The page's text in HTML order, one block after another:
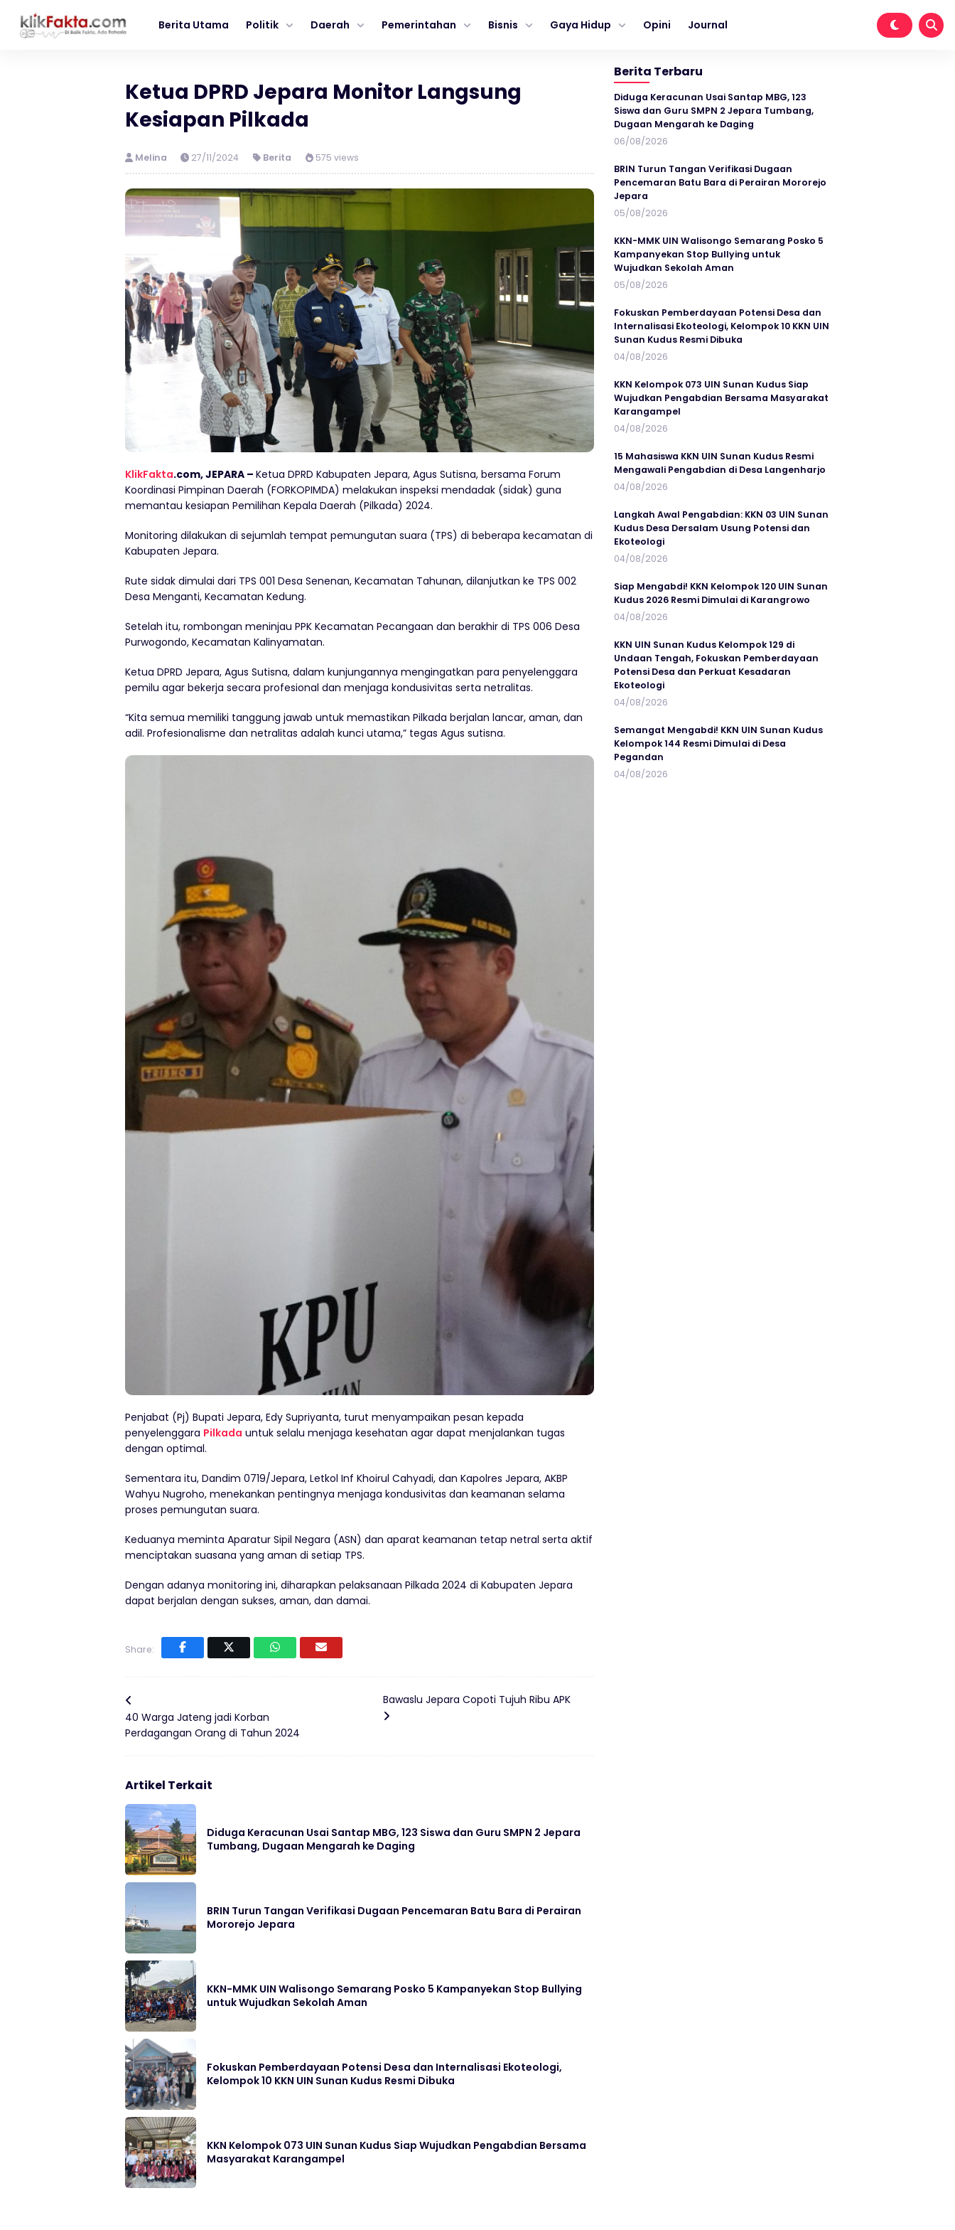
Berita Utama Politik Daerah Pemerintahan Bisnis Gaya Hidup Opini Journal
Ketua DPRD Jepara Monitor Langsung
Kesiapan Pilkada
Melina 27/11/2024 Berita 575 views
KlikFakta.com, JEPARA – Ketua DPRD Kabupaten Jepara, Agus Sutisna, bersama Forum
Koordinasi Pimpinan Daerah (FORKOPIMDA) melakukan inspeksi mendadak (sidak) guna
memantau kesiapan Pemilihan Kepala Daerah (Pilkada) 2024.
Monitoring dilakukan di sejumlah tempat pemungutan suara (TPS) di beberapa kecamatan di
Kabupaten Jepara.
Rute sidak dimulai dari TPS 001 Desa Senenan, Kecamatan Tahunan, dilanjutkan ke TPS 002
Desa Menganti, Kecamatan Kedung.
Setelah itu, rombongan meninjau PPK Kecamatan Pecangaan dan berakhir di TPS 006 Desa
Purwogondo, Kecamatan Kalinyamatan.
Ketua DPRD Jepara, Agus Sutisna, dalam kunjungannya mengingatkan para penyelenggara
pemilu agar bekerja secara profesional dan menjaga kondusivitas serta netralitas.
“Kita semua memiliki tanggung jawab untuk memastikan Pilkada berjalan lancar, aman, dan
adil. Profesionalisme dan netralitas adalah kunci utama,” tegas Agus sutisna.
Penjabat (Pj) Bupati Jepara, Edy Supriyanta, turut menyampaikan pesan kepada
penyelenggara Pilkada untuk selalu menjaga kesehatan agar dapat menjalankan tugas
dengan optimal.
Sementara itu, Dandim 0719/Jepara, Letkol Inf Khoirul Cahyadi, dan Kapolres Jepara, AKBP
Wahyu Nugroho, menekankan pentingnya menjaga kondusivitas dan keamanan selama
proses pemungutan suara.
Keduanya meminta Aparatur Sipil Negara (ASN) dan aparat keamanan tetap netral serta aktif
menciptakan suasana yang aman di setiap TPS.
Dengan adanya monitoring ini, diharapkan pelaksanaan Pilkada 2024 di Kabupaten Jepara
dapat berjalan dengan sukses, aman, dan damai.
Share:
40 Warga Jateng jadi Korban
Perdagangan Orang di Tahun 2024
Bawaslu Jepara Copoti Tujuh Ribu APK
Artikel Terkait
Diduga Keracunan Usai Santap MBG, 123 Siswa dan Guru SMPN 2 Jepara
Tumbang, Dugaan Mengarah ke Daging
BRIN Turun Tangan Verifikasi Dugaan Pencemaran Batu Bara di Perairan
Mororejo Jepara
KKN-MMK UIN Walisongo Semarang Posko 5 Kampanyekan Stop Bullying
untuk Wujudkan Sekolah Aman
Fokuskan Pemberdayaan Potensi Desa dan Internalisasi Ekoteologi,
Kelompok 10 KKN UIN Sunan Kudus Resmi Dibuka
KKN Kelompok 073 UIN Sunan Kudus Siap Wujudkan Pengabdian Bersama
Masyarakat Karangampel
Berita Terbaru
Diduga Keracunan Usai Santap MBG, 123
Siswa dan Guru SMPN 2 Jepara Tumbang,
Dugaan Mengarah ke Daging
06/08/2026
BRIN Turun Tangan Verifikasi Dugaan
Pencemaran Batu Bara di Perairan Mororejo
Jepara
05/08/2026
KKN-MMK UIN Walisongo Semarang Posko 5
Kampanyekan Stop Bullying untuk
Wujudkan Sekolah Aman
05/08/2026
Fokuskan Pemberdayaan Potensi Desa dan
Internalisasi Ekoteologi, Kelompok 10 KKN UIN
Sunan Kudus Resmi Dibuka
04/08/2026
KKN Kelompok 073 UIN Sunan Kudus Siap
Wujudkan Pengabdian Bersama Masyarakat
Karangampel
04/08/2026
15 Mahasiswa KKN UIN Sunan Kudus Resmi
Mengawali Pengabdian di Desa Langenharjo
04/08/2026
Langkah Awal Pengabdian: KKN 03 UIN Sunan
Kudus Desa Dersalam Usung Potensi dan
Ekoteologi
04/08/2026
Siap Mengabdi! KKN Kelompok 120 UIN Sunan
Kudus 2026 Resmi Dimulai di Karangrowo
04/08/2026
KKN UIN Sunan Kudus Kelompok 129 di
Undaan Tengah, Fokuskan Pemberdayaan
Potensi Desa dan Perkuat Kesadaran
Ekoteologi
04/08/2026
Semangat Mengabdi! KKN UIN Sunan Kudus
Kelompok 144 Resmi Dimulai di Desa
Pegandan
04/08/2026